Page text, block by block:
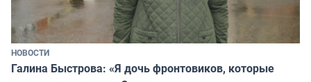
НОВОСТИ
Галина Быстрова: «Я дочь фронтовиков, которые